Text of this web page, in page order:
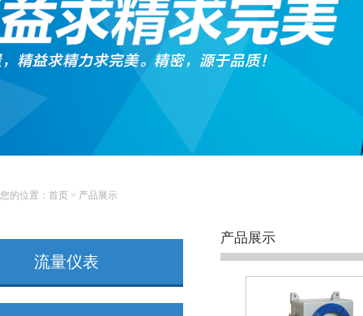
您的位置： 首页 > 产品展示
流量仪表
产品展示